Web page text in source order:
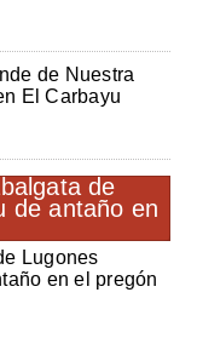
de Nuestra
El Carbayu
Lugones
en el pregón